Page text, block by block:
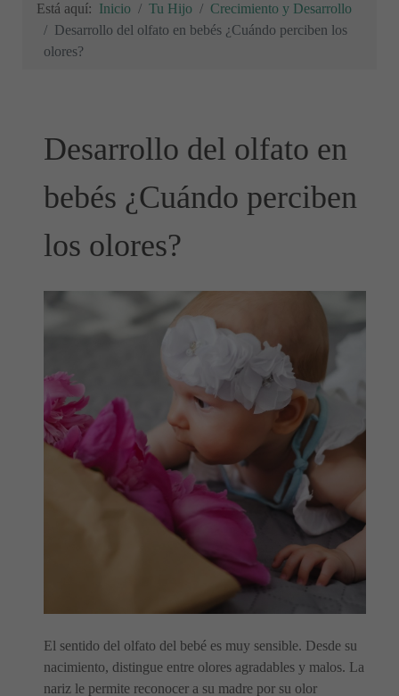
Está aquí: Inicio Tu Hijo
Crecimiento y Desarrollo
Desarrollo del olfato en bebés ¿Cuándo perciben los
olores?
Desarrollo del olfato en
bebés ¿Cuándo perciben
los olores?
El sentido del olfato del bebé es muy sensible. Desde su
nacimiento, distingue entre olores agradables y malos. La
nariz le permite reconocer a su madre por su olor